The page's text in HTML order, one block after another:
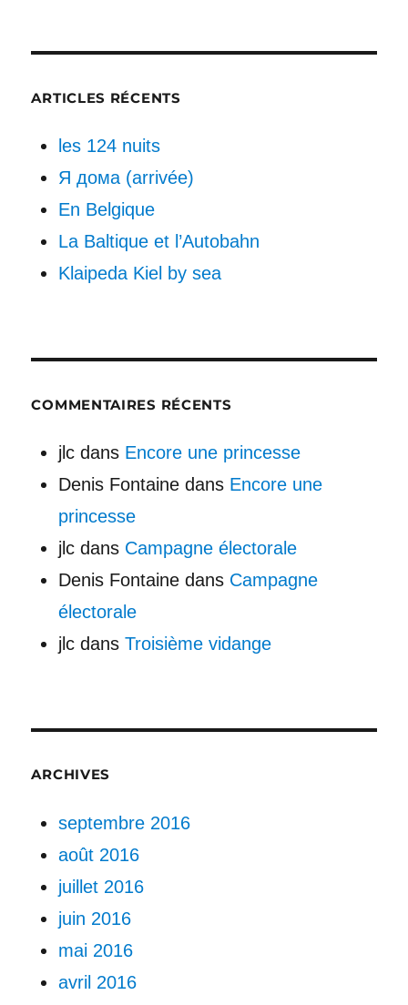
ARTICLES RÉCENTS
les 124 nuits
Я дома (arrivée)
En Belgique
La Baltique et l’Autobahn
Klaipeda Kiel by sea
COMMENTAIRES RÉCENTS
jlc dans Encore une princesse
Denis Fontaine dans Encore une
princesse
jlc dans Campagne électorale
Denis Fontaine dans Campagne
électorale
jlc dans Troisième vidange
ARCHIVES
septembre 2016
août 2016
juillet 2016
juin 2016
mai 2016
avril 2016